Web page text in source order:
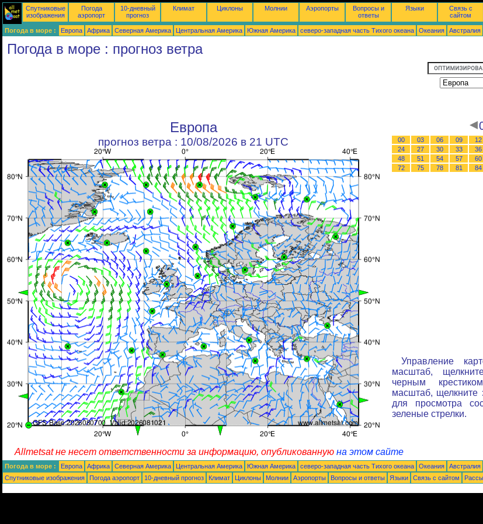
Спутниковые
изображения
Погода
аэропорт
10-дневный
прогноз
Климат Циклоны Молнии Аэропорты
Вопросы и
ответы
Языки
Связь с
сайтом
Погода в море : Европа Африка Северная Америка Центральная Америка Южная Америка северо-западная часть Tихого океана Океания Австралия
Погода в море : прогноз ветра
Европа
прогноз ветра : 10/08/2026 в 21 UTC 00 03 06 09 12
24
27 30 33 36
48
51 54 57 60
72
75 78 81 84
Управление
масштаб,
черным
масштаб, щелкните
для просмотра
зеленые стрелки.
Allmetsat не несет ответственности за информацию, опубликованную на этом сайте
Погода в море : Европа Африка Северная Америка Центральная Америка Южная Америка северо-западная часть Tихого океана Океания Австралия
Спутниковые изображения
Погода аэропорт 10-дневный прогноз Климат Циклоны Молнии Аэропорты Вопросы и ответы Языки Связь с сайтом